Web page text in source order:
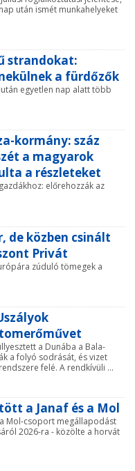
után ismét munkahelyeket
strandokat:
a fürdőzők
egyetlen nap alatt több
kormány: száz
a magyarok
a részleteket
előrehozzák az
de közben csinált
Privát
zúduló tömegek a
a Dunába a Bala-
a folyó sodrását, és vizet
felé. A rendkívüli ...
a Janaf és a Mol
Mol-csoport megállapodást
2026-ra - közölte a horvát